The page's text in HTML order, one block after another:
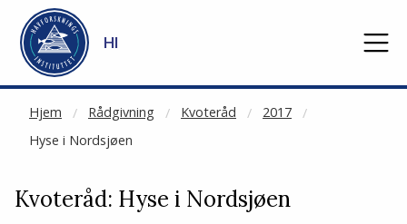
Gå til hovedinnhold
HI
Hjem Rådgivning Kvoteråd
2017
Hyse i Nordsjøen
NOT CACHED
Kvoteråd: Hyse i Nordsjøen